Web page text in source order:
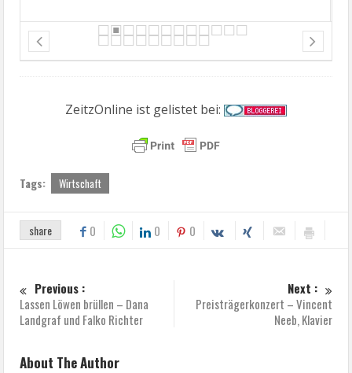
ZeitzOnline ist gelistet bei:
Tags: Wirtschaft
share 0 0 0
Previous :
Lassen Löwen brüllen – Dana
Landgraf und Falko Richter
Next :
Preisträgerkonzert – Vincent
Neeb, Klavier
About The Author